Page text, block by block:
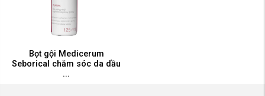
Bọt gội Medicerum
Seborical chăm sóc da dầu
...